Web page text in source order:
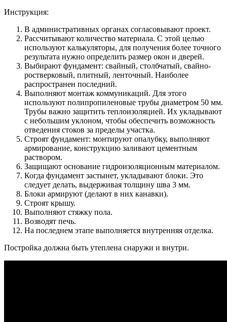
Инструкция:
В административных органах согласовывают проект.
Рассчитывают количество материала. С этой целью
используют калькуляторы, для получения более точного
результата нужно определить размер окон и дверей.
Выбирают фундамент: свайный, столбчатый, свайно-
ростверковый, плитный, ленточный. Наиболее
распространен последний.
Выполняют монтаж коммуникаций. Для этого
используют полипропиленовые трубы диаметром 50 мм.
Трубы важно защитить теплоизоляцией. Их укладывают
с небольшим уклоном, чтобы обеспечить возможность
отведения стоков за пределы участка.
Строят фундамент: монтируют опалубку, выполняют
армирование, конструкцию заливают цементным
раствором.
Защищают основание гидроизоляционным материалом.
Когда фундамент застынет, укладывают блоки. Это
следует делать, выдерживая толщину шва 3 мм.
Блоки армируют (делают в них канавки).
Строят крышу.
Выполняют стяжку пола.
Возводят печь.
На последнем этапе выполняется внутренняя отделка.
Постройка должна быть утеплена снаружи и внутри.